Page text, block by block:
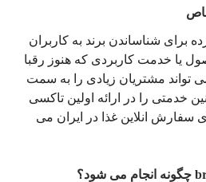
برای شناساندن برند به کاربران
یا خدمت کاربردی که هنوز رقبا
تواند مشتریان زیادی را به سمت
خدمتی را در ارائه اولین تاکسی
سفارش انلاین غذا در ایران می